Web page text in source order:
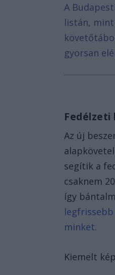
A
listán, mint
gyorsan
Fedélzeti
Az új
segítik a
csaknem
így
minket.
Kiemelt